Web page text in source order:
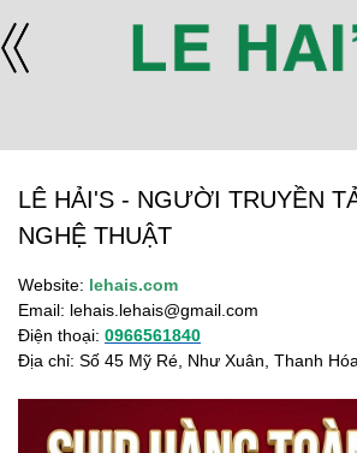
LÊ HẢI'S - NGƯỜI TRUYỀN
NGHỆ THUẬT
Website: lehais.com
Email: lehais.lehais@gmail.com
Điện thoại: 0966561840
Địa chỉ: Số 45 Mỹ Ré, Như Xuân, Thanh Hóa